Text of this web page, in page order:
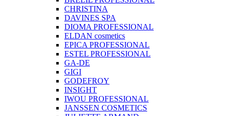
CHRISTINA
DAVINES SPA
DIOMA PROFESSIONAL
ELDAN cosmetics
EPICA PROFESSIONAL
ESTEL PROFESSIONAL
GA-DE
GIGI
GODEFROY
INSIGHT
IWOU PROFESSIONAL
JANSSEN COSMETICS